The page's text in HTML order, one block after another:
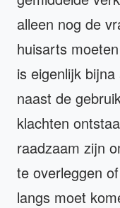
alleen nog de
huisarts
is eigenlijk
naast de
klachten
raadzaam zijn
te overleggen
langs moet